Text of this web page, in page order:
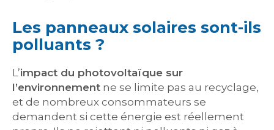
Les panneaux solaires sont-ils
polluants ?
L’impact du photovoltaïque sur
l’environnement ne se limite pas au recyclage,
et de nombreux consommateurs se
demandent si cette énergie est réellement